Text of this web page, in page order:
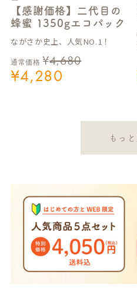
【感謝価格】二代目の
蜂蜜 1350gエコパック
ながさか史上、人気NO.1！
通常価格 ¥4,680
¥4,280
もっ